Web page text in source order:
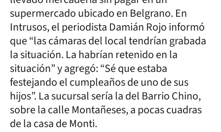
supermercado ubicado en Belgrano. En
Intrusos, el periodista Damián Rojo informó
que “las cámaras del local tendrían grabada
la situación. La habrían retenido en la
situación” y agregó: “Sé que estaba
festejando el cumpleaños de uno de sus
hijos”. La sucursal sería la del Barrio Chino,
sobre la calle Montañeses, a pocas cuadras
de la casa de Monti.